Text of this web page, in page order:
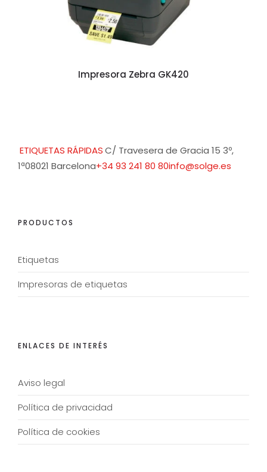
Impresora Zebra GK420
ETIQUETAS RÁPIDASC/ Travesera de Gracia 15 3º,
1ª08021 Barcelona+34 93 241 80 80info@solge.es
PRODUCTOS
Etiquetas
Impresoras de etiquetas
ENLACES DE INTERÉS
Aviso legal
Política de privacidad
Política de cookies